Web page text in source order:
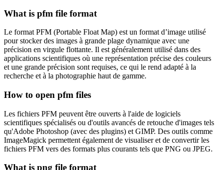
What is pfm file format
Le format PFM (Portable Float Map) est un format d’image utilisé
pour stocker des images à grande plage dynamique avec une
précision en virgule flottante. Il est généralement utilisé dans des
applications scientifiques où une représentation précise des couleurs
et une grande précision sont requises, ce qui le rend adapté à la
recherche et à la photographie haut de gamme.
How to open pfm files
Les fichiers PFM peuvent être ouverts à l'aide de logiciels
scientifiques spécialisés ou d'outils avancés de retouche d'images tels
qu'Adobe Photoshop (avec des plugins) et GIMP. Des outils comme
ImageMagick permettent également de visualiser et de convertir les
fichiers PFM vers des formats plus courants tels que PNG ou JPEG.
What is png file format